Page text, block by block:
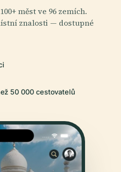
měst ve 96 zemích.
znalosti — dostupné
50 000 cestovatelů